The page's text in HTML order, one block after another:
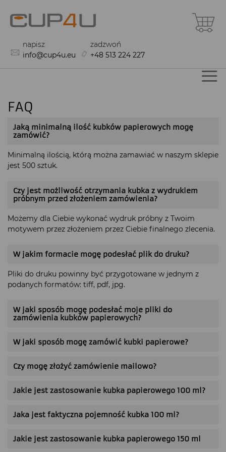
do
treści
napisz
info@cup4u.eu
zadzwoń
+48 513 224 227
FAQ
Jaką minimalną ilość kubków papierowych mogę
zamówić?
Minimalną ilością, którą można zamawiać w naszym sklepie
jest 500 sztuk.
Czy jest możliwość otrzymania kubka z wydrukiem
próbnym przed złożeniem zamówienia?
Możemy dla Ciebie wykonać wydruk próbny z Twoim
motywem przez złożeniem przez Ciebie finalnego zlecenia.
W jakim formacie mogę podesłać plik do druku?
Pliki do druku powinny być przygotowane w jednym z
podanych formatów: tiff, pdf, jpg.
W jaki sposób mogę podesłać moje pliki do
zamówienia kubków papierowych?
W jaki sposób mogę zamówić kubki papierowe?
Czy mogę złożyć zamówienie mailowo?
Jakie jest zastosowanie kubka papierowego 100 ml?
Jaka jest faktyczna pojemność kubka 100 ml?
Jakie jest zastosowanie kubka papierowego 150 ml